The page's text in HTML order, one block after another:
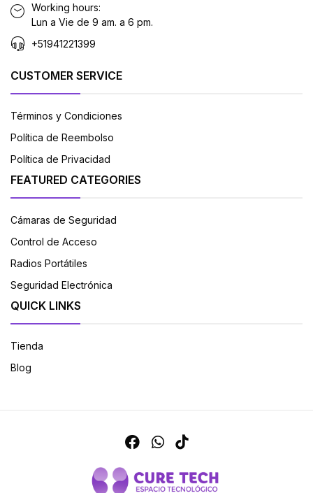
Working hours:
Lun a Vie de 9 am. a 6 pm.
+51941221399
CUSTOMER SERVICE
Términos y Condiciones
Política de Reembolso
Política de Privacidad
FEATURED CATEGORIES
Cámaras de Seguridad
Control de Acceso
Radios Portátiles
Seguridad Electrónica
QUICK LINKS
Tienda
Blog